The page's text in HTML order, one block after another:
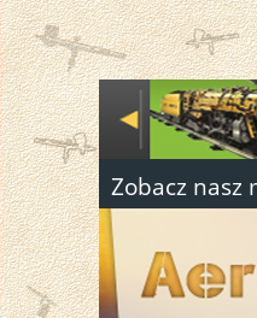
Zobacz nasz